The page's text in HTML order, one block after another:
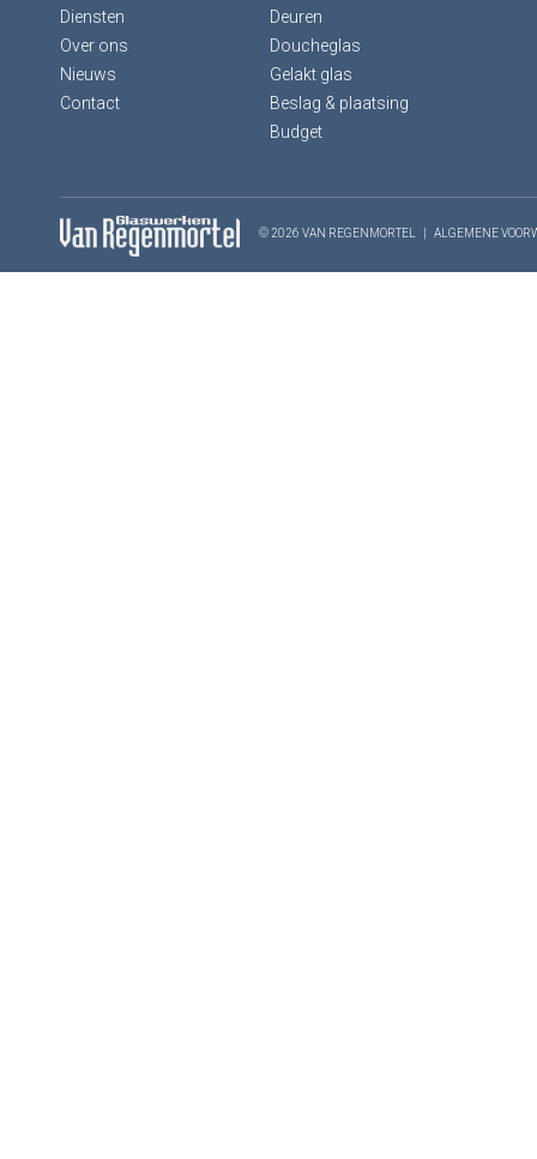
Diensten
Over ons
Nieuws
Contact
Deuren
Doucheglas
Gelakt glas
Beslag & plaatsing
Budget
© 2026 VAN REGENMORTEL ALGEMENE